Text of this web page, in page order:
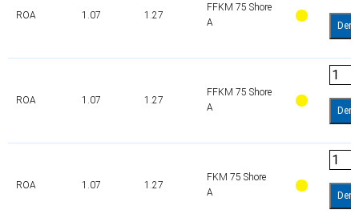
ROA 1.07 1.27
FFKM 75 Shore
A
ROA 1.07 1.27
FFKM 75 Shore
A
ROA 1.07 1.27
FKM 75 Shore
A